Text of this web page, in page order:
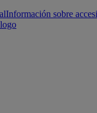
Información sobre